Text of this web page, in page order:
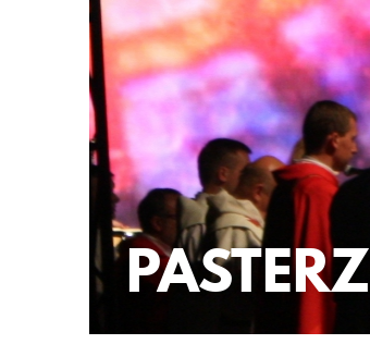
PASTERZ